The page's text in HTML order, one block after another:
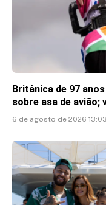
Britânica de 97
sobre asa de avião;
6 de agosto de 2026 13:03